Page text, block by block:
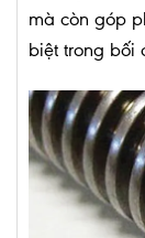
mà còn góp
biệt trong bối